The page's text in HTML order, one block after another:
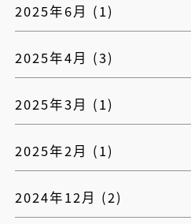
2025年6月 (1)
2025年4月 (3)
2025年3月 (1)
2025年2月 (1)
2024年12月 (2)